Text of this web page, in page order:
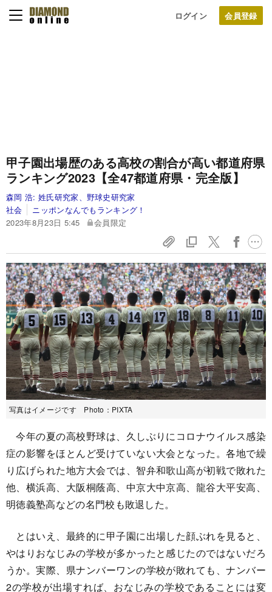
ログイン
甲子園出場歴のある高校の割合が高い都道府県
ランキング2023【全47都道府県・完全版】
森岡 浩: 姓氏研究家、野球史研究家
社会
ニッポンなんでもランキング！
2023年8月23日 5:45
会員限定
写真はイメージです Photo：PIXTA
今年の夏の高校野球は、久しぶりにコロナウイルス感染
症の影響をほとんど受けていない大会となった。各地で繰
り広げられた地方大会では、智弁和歌山高が初戦で敗れた
他、横浜高、大阪桐蔭高、中京大中京高、龍谷大平安高、
明徳義塾高などの名門校も敗退した。
とはいえ、最終的に甲子園に出場した顔ぶれを見ると、
やはりおなじみの学校が多かったと感じたのではないだろ
うか。実際、県ナンバーワンの学校が敗れても、ナンバー
2の学校が出場すれば、おなじみの学校であることには変